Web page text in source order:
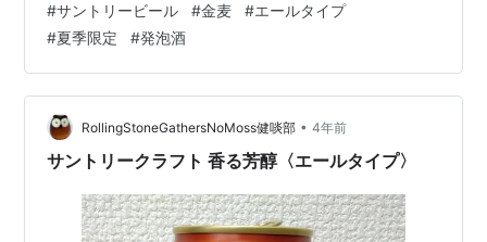
くと呑める喉越しは軽やか。 が、最近の「夏」「エー
ル」との流行りに合わせるように、「白ビール」を思わ
せる軽い甘味がクセのあるアルコール感と喧嘩し、納ま
りが悪い。 パッケージから想起される爽やかさは間違い
ないものの、味の面では履き違いをしているように思え
る一本。
#サントリービール #金麦 #エールタイプ
#夏季限定 #発泡酒
RollingStoneGathersNoMoss健啖部 • 4年前
サントリークラフト 香る芳醇〈エールタイプ〉